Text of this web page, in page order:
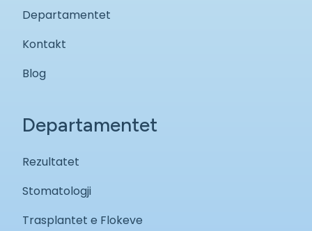
Departamentet
Kontakt
Blog
Departamentet
Rezultatet
Stomatologji
Trasplantet e Flokeve